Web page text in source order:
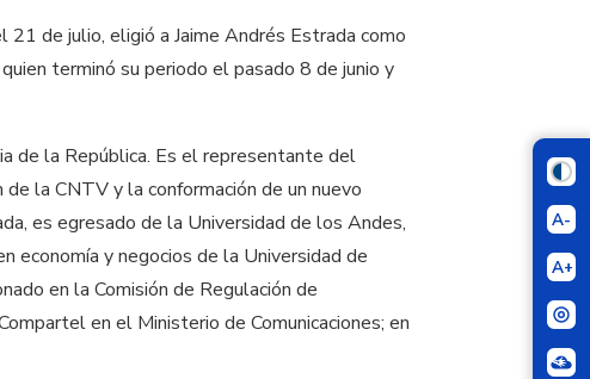
A-
A+
21 de julio, eligió a Jaime Andrés Estrada como
terminó su periodo el pasado 8 de junio y
de la República. Es el representante del
la CNTV y la conformación de un nuevo
es egresado de la Universidad de los Andes,
economía y negocios de la Universidad de
en la Comisión de Regulación de
en el Ministerio de Comunicaciones; en